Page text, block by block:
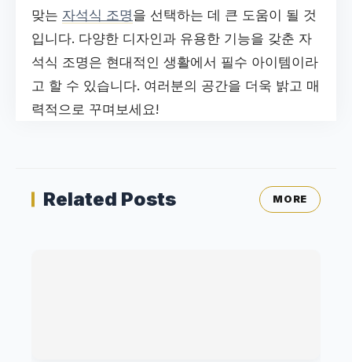
맞는 자석식 조명을 선택하는 데 큰 도움이 될 것
입니다. 다양한 디자인과 유용한 기능을 갖춘 자
석식 조명은 현대적인 생활에서 필수 아이템이라
고 할 수 있습니다. 여러분의 공간을 더욱 밝고 매
력적으로 꾸며보세요!
Related Posts MORE